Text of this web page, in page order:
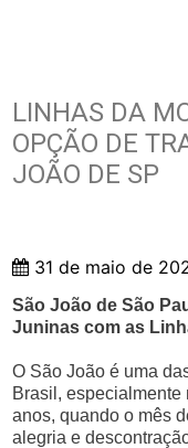
LINHAS DA
OPÇÃO DE
JOÃO DE SP
31 de maio de
São João de São
Juninas com as
O São João é uma
Brasil,
anos, quando o mês
alegria e